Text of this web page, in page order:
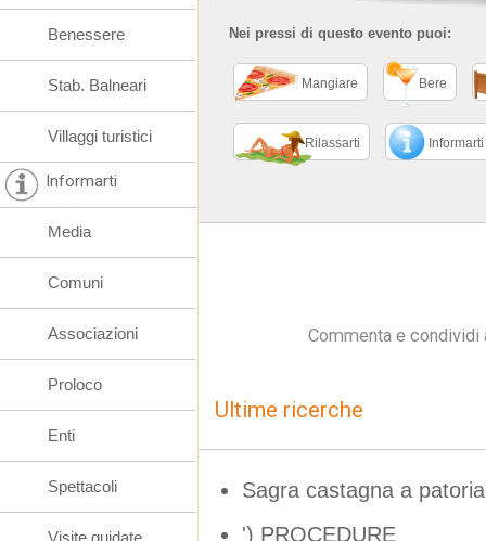
Nei pressi di questo evento puoi:
Mangiare Bere
Rilassarti Informarti
Commenta e
Ultime ricerche
Sagra castagna a patoria
') PROCEDURE
Benessere
Stab. Balneari
Villaggi turistici
Informarti
Media
Comuni
Associazioni
Proloco
Enti
Spettacoli
Visite guidate